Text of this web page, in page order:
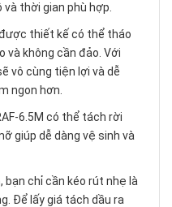
thời gian phù hợp.
thiết kế có thể tháo
và không cần đảo. Với
vô cùng tiện lợi và dễ
ngon hơn.
6.5M có thể tách rời
giúp dễ dàng vệ sinh và
chỉ cần kéo rút nhẹ là
Để lấy giá tách dầu ra